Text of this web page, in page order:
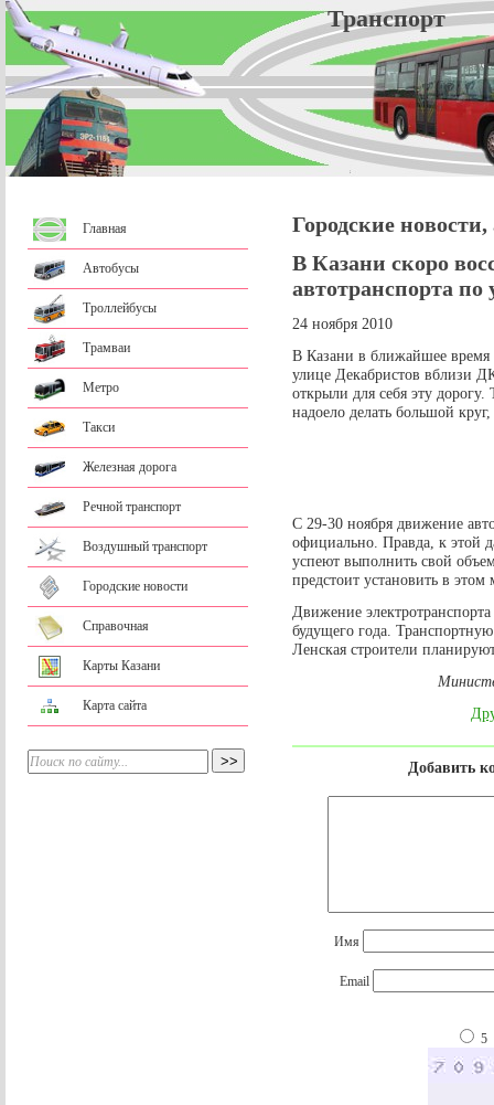
Главная
Автобусы
Троллейбусы
Трамваи
Метро
Такси
Железная дорога
Речной транспорт
Воздушный транспорт
Городские новости
Справочная
Карты Казани
Карта сайта
Городские
В Казани скоро
автотранспорта по
24 ноября 2010
В Казани в ближайшее время
улице Декабристов вблизи
открыли для себя эту
надоело делать большой
С 29-30 ноября движение
официально. Правда, к этой
успеют выполнить свой
предстоит установить в этом
Движение
будущего года.
Ленская строители
Добавить
Имя
Email
5